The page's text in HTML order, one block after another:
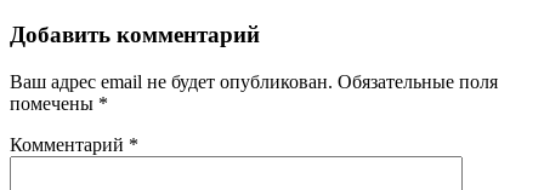
Добавить комментарий
Ваш адрес email не будет опубликован. Обязательные поля
помечены *
Комментарий *